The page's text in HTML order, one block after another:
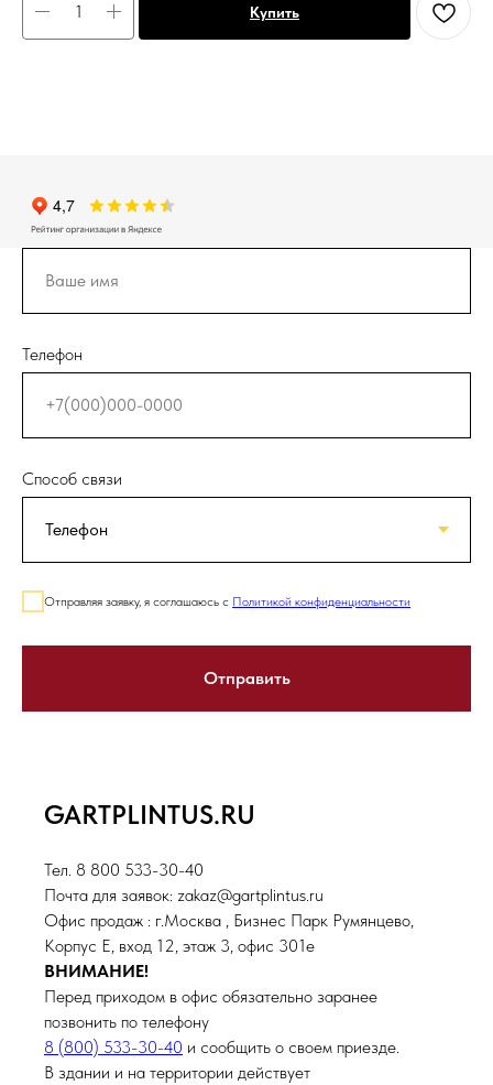
Купить
Телефон
Способ связи
Отправляя заявку, я соглашаюсь с Политикой конфиденциальности
Отправить
GARTPLINTUS.RU
Тел. 8 800 533-30-40
Почта для заявок: zakaz@gartplintus.ru
Офис продаж : г.Москва , Бизнес Парк Румянцево,
Корпус Е, вход 12, этаж 3, офис 301е
ВНИМАНИЕ!
Перед приходом в офис обязательно заранее
позвонить по телефону
8 (800) 533-30-40 и сообщить о своем приезде.
В здании и на территории действует